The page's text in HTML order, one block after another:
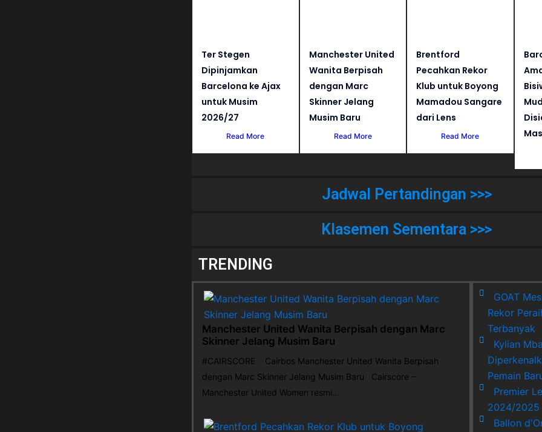
Ter Stegen
Dipinjamkan
Barcelona ke Ajax
untuk Musim
2026/27
Read More
Manchester United
Wanita Berpisah
dengan Marc
Skinner Jelang
Musim Baru
Read More
Brentford
Pecahkan Rekor
Klub untuk Boyong
Mamadou Sangare
dari Lens
Read More
Jadwal Pertandingan >>>
Klasemen Sementara >>>
TRENDING
Manchester United Wanita Berpisah dengan Marc
Skinner Jelang Musim Baru
#CAIRSCORE Cairbos Manchester United Wanita Berpisah
dengan Marc Skinner Jelang Musim Baru Cairscore –
Manchester United Women resmi…
GOAT
Rekor
Terbanyak
Kylian
Pemain
Premier
2024/2025
Ballon